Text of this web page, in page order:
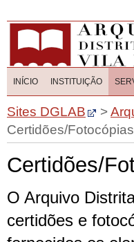
INÍCIO INSTITUIÇÃO
Sites DGLAB >
Certidões/Fotocópias
Certidões/
O Arquivo
certidões e